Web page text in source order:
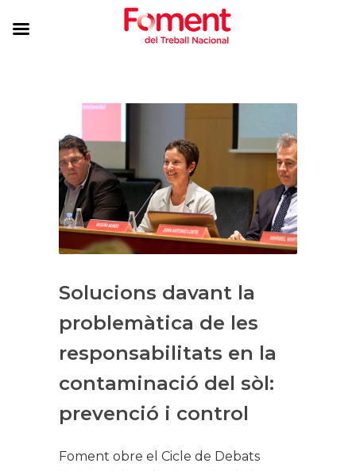
Solucions davant la
problemàtica de les
responsabilitats en la
contaminació del sòl:
prevenció i control​​​
Foment obre el Cicle de Debats